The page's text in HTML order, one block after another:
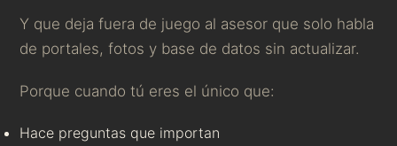
Y que deja fuera de juego al asesor que solo habla
de portales, fotos y base de datos sin actualizar.
Porque cuando tú eres el único que:
Hace preguntas que importan